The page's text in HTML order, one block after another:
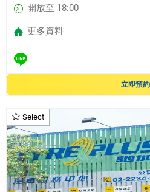
開放至 18:00
更多資料
立即預約
Select